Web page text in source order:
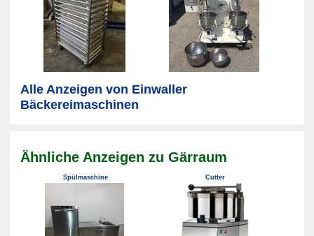
Alle Anzeigen von Einwaller
Bäckereimaschinen
Ähnliche Anzeigen zu Gärraum
Spülmaschine Cutter